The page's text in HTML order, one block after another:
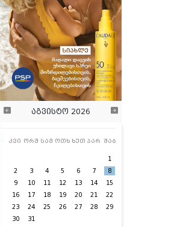
აგვისტო 2026
კვი ორშ სამ ოთხ ხუთ პარ შაბ
1
2
3 4 5 6 7
8
9
10 11 12 13 14
15
16
17 18 19 20 21
22
23
24 25 26 27 28
29
30
31